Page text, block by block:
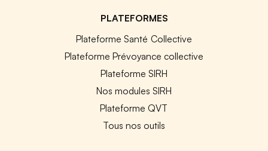
PLATEFORMES
Plateforme Santé Collective
Plateforme Prévoyance collective
Plateforme SIRH
Nos modules SIRH
Plateforme QVT
Tous nos outils